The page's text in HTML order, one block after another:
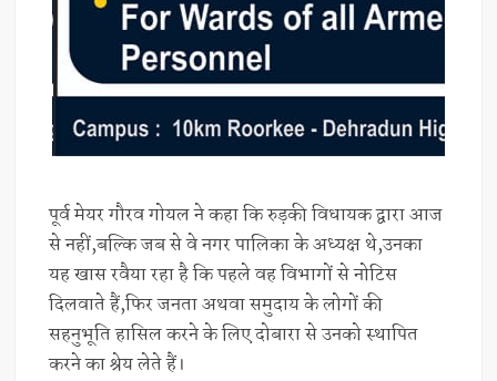
पूर्व मेयर गौरव गोयल ने कहा कि रुड़की विधायक द्वारा आज
से नहीं,बल्कि जब से वे नगर पालिका के अध्यक्ष थे,उनका
यह खास रवैया रहा है कि पहले वह विभागों से नोटिस
दिलवाते हैं,फिर जनता अथवा समुदाय के लोगों की
सहनुभूति हासिल करने के लिए दोबारा से उनको स्थापित
करने का श्रेय लेते हैं।